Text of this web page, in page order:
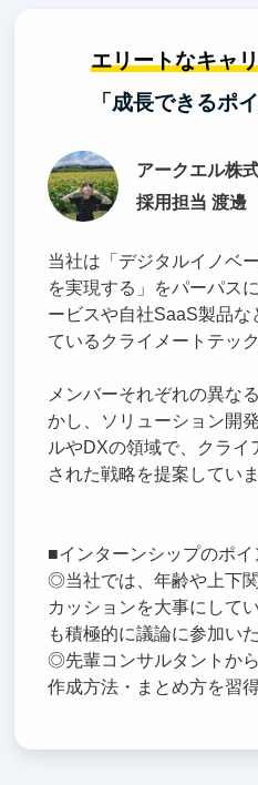
エリートなキャ
「成長できるポ
アークエル株
採用担当 渡邊
当社は「デジタルイノベ
を実現する」をパーパス
ービスや自社SaaS製品な
ているクライメートテッ
メンバーそれぞれの異な
かし、ソリューション開
ルやDXの領域で、クライ
された戦略を提案していま
■インターンシップのポイ
◎当社では、年齢や上下
カッションを大事にして
も積極的に議論に参加い
◎先輩コンサルタントか
作成方法・まとめ方を習